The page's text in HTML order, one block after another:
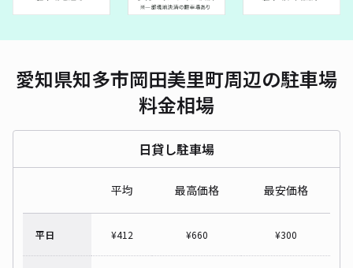
愛知県知多市岡田美里町周辺の駐車場
料金相場
日貸し駐車場
平均 最高価格 最安価格
平日 ¥412 ¥660 ¥300